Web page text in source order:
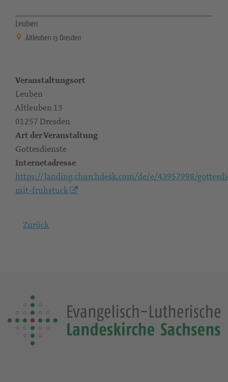
Leuben
Altleuben 13 Dresden
Veranstaltungsort
Leuben
Altleuben 13
01257 Dresden
Art der Veranstaltung
Gottesdienste
Internetadresse
https://landing.churchdesk.com/de/e/43957998/
mit-fruhstuck
Zurück